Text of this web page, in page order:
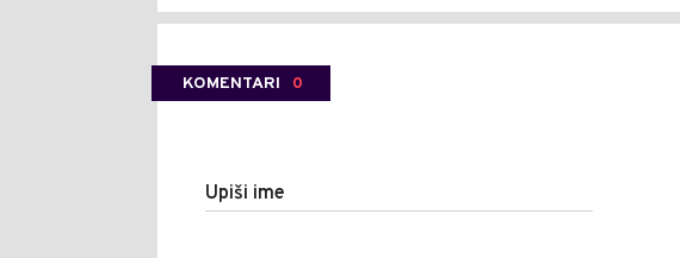
KOMENTARI 0
Upiši ime